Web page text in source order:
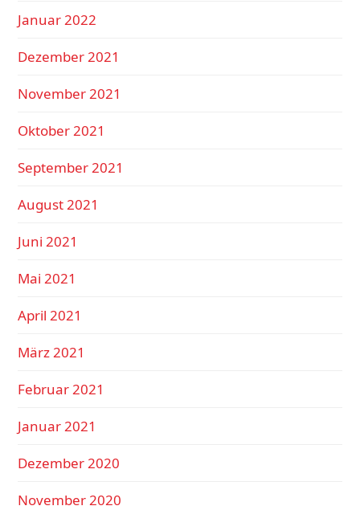
Januar 2022
Dezember 2021
November 2021
Oktober 2021
September 2021
August 2021
Juni 2021
Mai 2021
April 2021
März 2021
Februar 2021
Januar 2021
Dezember 2020
November 2020